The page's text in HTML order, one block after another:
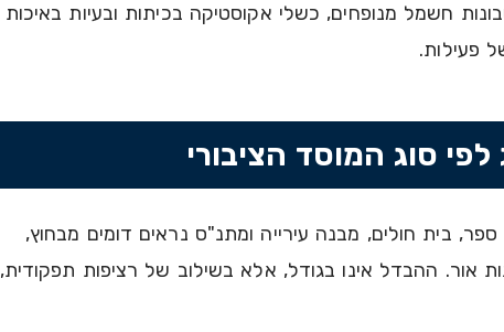
חשמל מנופחים, כשלי אקוסטיקה בכיתות ובעיות באיכות
פעילות.
סוג המוסד הציבורי
בית חולים, מבנה עירייה ומתנ"ס נראים דומים מבחוץ,
אור. ההבדל אינו בגודל, אלא בשילוב של רציפות תפקודית,